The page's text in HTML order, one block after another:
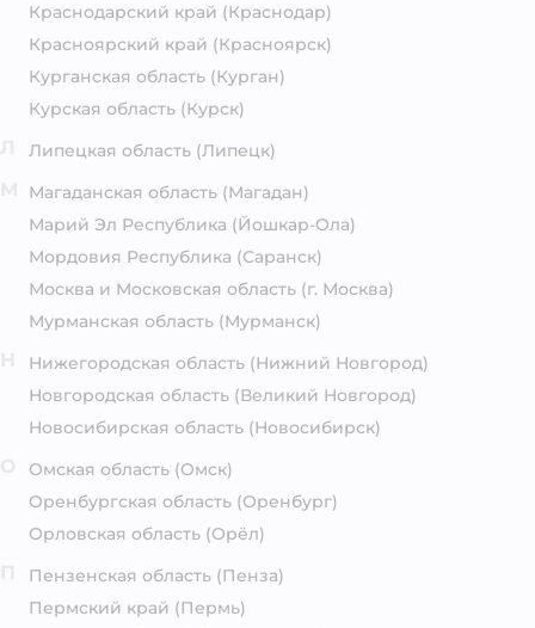
Краснодарский край (Краснодар)
Красноярский край (Красноярск)
Курганская область (Курган)
Курская область (Курск)
Липецкая область (Липецк)
Магаданская область (Магадан)
Марий Эл Республика (Йошкар-Ола)
Мордовия Республика (Саранск)
Москва и Московская область (г. Москва)
Мурманская область (Мурманск)
Нижегородская область (Нижний Новгород)
Новгородская область (Великий Новгород)
Новосибирская область (Новосибирск)
Омская область (Омск)
Оренбургская область (Оренбург)
Орловская область (Орёл)
Пензенская область (Пенза)
Пермский край (Пермь)